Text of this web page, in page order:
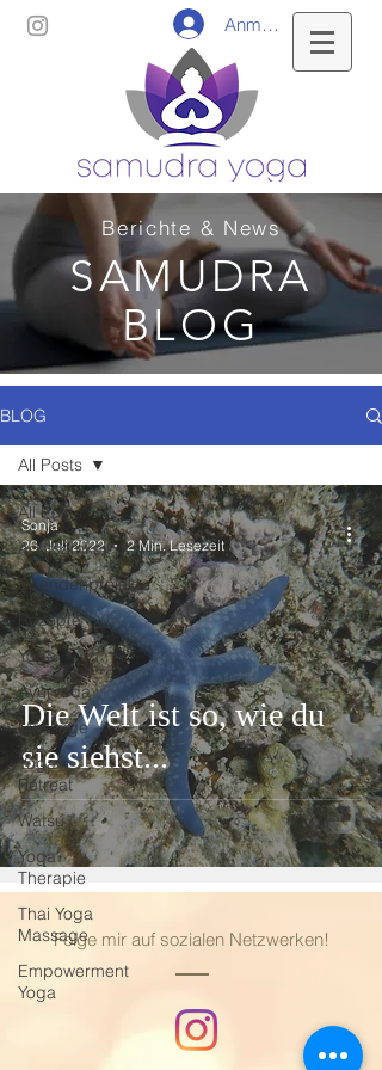
Anmelden
Berichte & News
SAMUDRA
BLOG
BLOG
All Posts
Achtsamkeit
Spendenprojekte
Rezepte
Yoga
Ayurveda
Massage
Yoga
Retreat
Watsu
Yoga
Therapie
Thai Yoga
Massage
Empowerment
Yoga
All Posts
Die Welt ist so, wie du
sie siehst...
Sonja
26. Juli 2022
2 Min. Lesezeit
Folge mir auf sozialen Netzwerken!